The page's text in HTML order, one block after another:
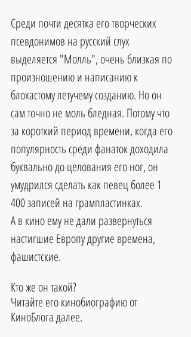
Среди почти десятка его творческих
псевдонимов на русский слух
выделяется "Молль", очень близкая по
произношению и написанию к
блохастому летучему созданию. Но он
сам точно не моль бледная. Потому что
за короткий период времени, когда его
популярность среди фанаток доходила
буквально до целования его ног, он
умудрился сделать как певец более 1
400 записей на грампластинках.
А в кино ему не дали развернуться
настигшие Европу другие времена,
фашистские.
Кто же он такой?
Читайте его кинобиографию от
КиноБлога далее.